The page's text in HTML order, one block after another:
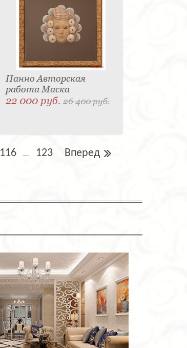
Панно Авторская
работа Маска
22 000 руб.26 400 руб.
116 ... 123 Вперед